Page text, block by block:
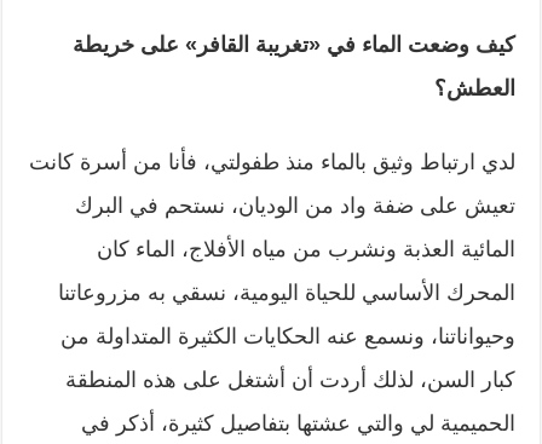
كيف وضعت الماء في «تغريبة القافر» على خريطة
العطش؟
لدي ارتباط وثيق بالماء منذ طفولتي، فأنا من أسرة كانت
تعيش على ضفة واد من الوديان، نستحم في البرك
المائية العذبة ونشرب من مياه الأفلاج، الماء كان
المحرك الأساسي للحياة اليومية، نسقي به مزروعاتنا
وحيواناتنا، ونسمع عنه الحكايات الكثيرة المتداولة من
كبار السن، لذلك أردت أن أشتغل على هذه المنطقة
الحميمية لي والتي عشتها بتفاصيل كثيرة، أذكر في